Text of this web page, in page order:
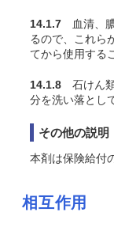
14.1.7 血清、
るので、これら
てから使用する
14.1.8 石けん
分を洗い落とし
その他の説明
本剤は保険給付
相互作用